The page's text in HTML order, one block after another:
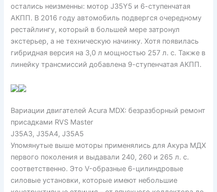
остались неизменны: мотор J35Y5 и 6-ступенчатая
АКПП. В 2016 году автомобиль подвергся очередному
рестайлингу, который в большей мере затронул
экстерьер, а не техническую начинку. Хотя появилась
гибридная версия на 3,0 л мощностью 257 л. с. Также в
линейку трансмиссий добавлена 9-ступенчатая АКПП.
Вариации двигателей Acura MDX: безразборный ремонт
присадками RVS Master
J35A3, J35A4, J35A5
Упомянутые выше моторы применялись для Акура МДХ
первого поколения и выдавали 240, 260 и 265 л. с.
соответственно. Это V-образные 6-цилиндровые
силовые установки, которые имеют небольшие